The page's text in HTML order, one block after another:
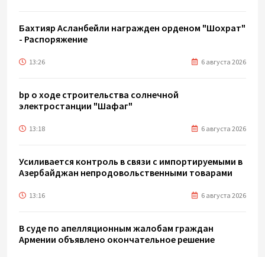
Бахтияр Асланбейли награжден орденом "Шохрат"
- Распоряжение
13:26 6 августа 2026
bp о ходе строительства солнечной
электростанции "Шафаг"
13:18 6 августа 2026
Усиливается контроль в связи с импортируемыми в
Азербайджан непродовольственными товарами
13:16 6 августа 2026
В суде по апелляционным жалобам граждан
Армении объявлено окончательное решение